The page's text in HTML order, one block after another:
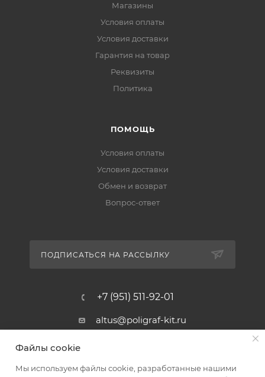
Магазины
Условия оплаты
Условия доставки
Гарантия на товар
Реквизиты
Политика
ПОМОЩЬ
Условия оплаты
Условия доставки
Обмен и возврат
Вопрос-ответ
ПОДПИСАТЬСЯ НА РАССЫЛКУ
+7 (951) 511-92-01
altus@poligraf-kit.ru
Магазин-склад ТЦ "Альтус"
пос. Янтарный, Малое Зеленое
Файлы cookie
Мы используем файлы cookie, разработанные нашими